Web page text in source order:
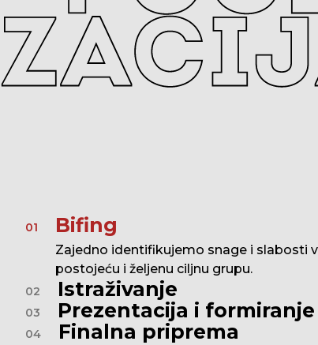
01 Bifing
Zajedno identifikujemo snage i slabosti
postojeću i željenu ciljnu grupu.
02 Istraživanje
03 Prezentacija i
04 Finalna priprema